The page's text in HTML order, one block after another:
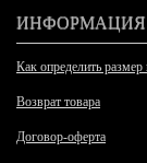
ИНФОРМАЦИЯ
Как определить размер
Возврат товара
Договор-оферта